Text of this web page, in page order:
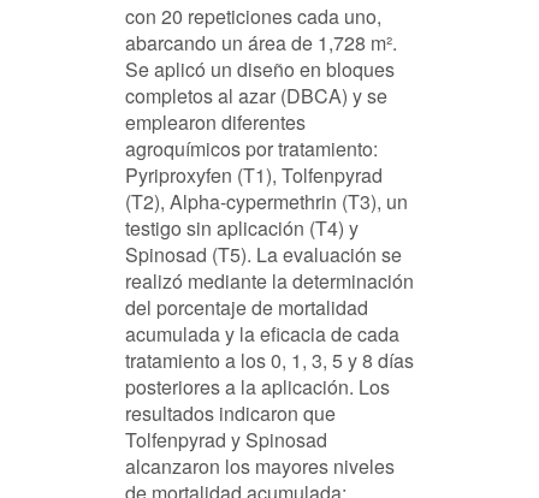
con 20 repeticiones cada uno,
abarcando un área de 1,728 m².
Se aplicó un diseño en bloques
completos al azar (DBCA) y se
emplearon diferentes
agroquímicos por tratamiento:
Pyriproxyfen (T1), Tolfenpyrad
(T2), Alpha-cypermethrin (T3), un
testigo sin aplicación (T4) y
Spinosad (T5). La evaluación se
realizó mediante la determinación
del porcentaje de mortalidad
acumulada y la eficacia de cada
tratamiento a los 0, 1, 3, 5 y 8 días
posteriores a la aplicación. Los
resultados indicaron que
Tolfenpyrad y Spinosad
alcanzaron los mayores niveles